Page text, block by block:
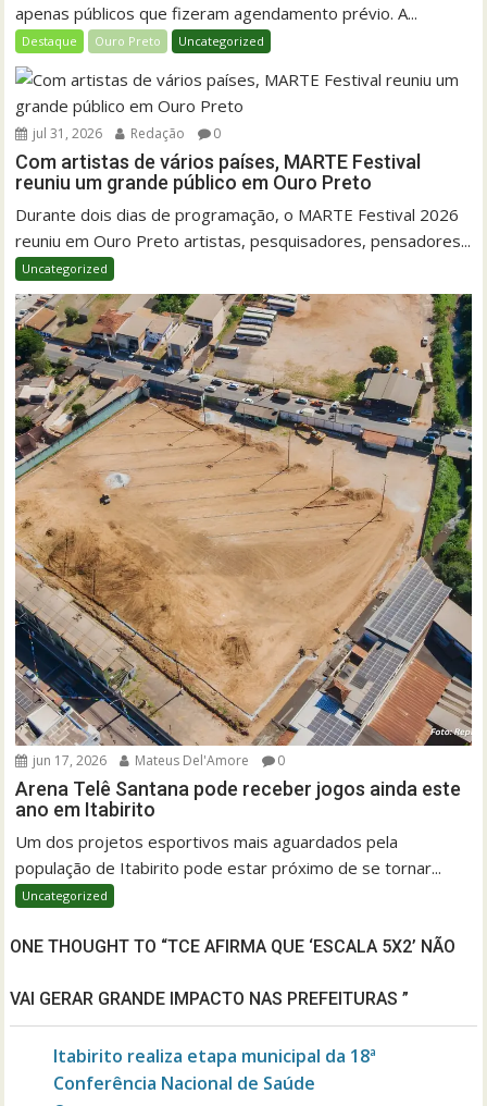
apenas públicos que fizeram agendamento prévio. A...
Destaque Ouro Preto Uncategorized
jul 31, 2026 Redação 0
Com artistas de vários países, MARTE Festival
reuniu um grande público em Ouro Preto
Durante dois dias de programação, o MARTE Festival 2026
reuniu em Ouro Preto artistas, pesquisadores, pensadores...
Uncategorized
jun 17, 2026 Mateus Del'Amore 0
Arena Telê Santana pode receber jogos ainda este
ano em Itabirito
Um dos projetos esportivos mais aguardados pela
população de Itabirito pode estar próximo de se tornar...
Uncategorized
ONE THOUGHT TO “TCE AFIRMA QUE ‘ESCALA 5X2’ NÃO
VAI GERAR GRANDE IMPACTO NAS PREFEITURAS ”
Itabirito realiza etapa municipal da 18ª
Conferência Nacional de Saúde